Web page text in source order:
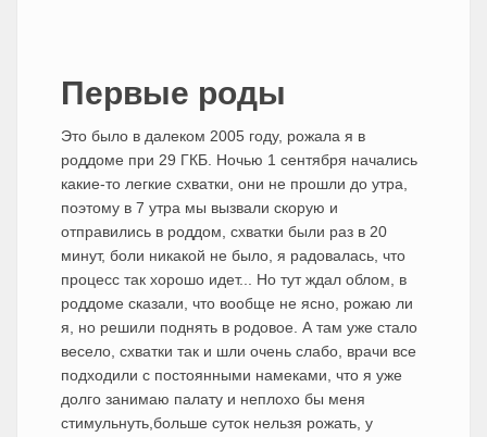
Первые роды
Это было в далеком 2005 году, рожала я в
роддоме при 29 ГКБ. Ночью 1 сентября начались
какие-то легкие схватки, они не прошли до утра,
поэтому в 7 утра мы вызвали скорую и
отправились в роддом, схватки были раз в 20
минут, боли никакой не было, я радовалась, что
процесс так хорошо идет... Но тут ждал облом, в
роддоме сказали, что вообще не ясно, рожаю ли
я, но решили поднять в родовое. А там уже стало
весело, схватки так и шли очень слабо, врачи все
подходили с постоянными намеками, что я уже
долго занимаю палату и неплохо бы меня
стимульнуть,больше суток нельзя рожать, у